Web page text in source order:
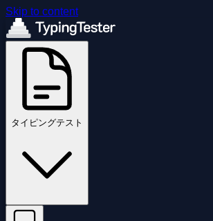
Skip to content
タイピングテスト